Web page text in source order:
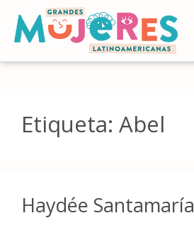
Etiqueta: Abel
Haydée Santamaría